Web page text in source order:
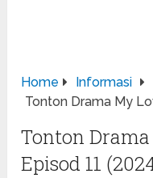
Home
Informasi
Tonton Drama My
Tonton
Episod 11